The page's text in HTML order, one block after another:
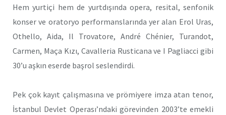
Hem yurtiçi hem de yurtdışında opera, resital, senfonik
konser ve oratoryo performanslarında yer alan Erol Uras,
Othello, Aida, Il Trovatore, André Chénier, Turandot,
Carmen, Maça Kızı, Cavalleria Rusticana ve I Pagliacci gibi
30’u aşkın eserde başrol seslendirdi.
Pek çok kayıt çalışmasına ve prömiyere imza atan tenor,
İstanbul Devlet Operası’ndaki görevinden 2003’te emekli